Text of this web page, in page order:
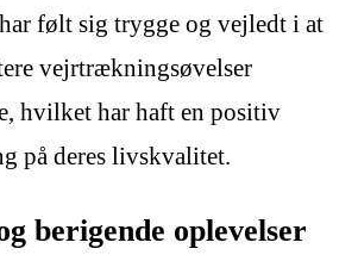
følt sig trygge og vejledt i at
vejrtrækningsøvelser
hvilket har haft en positiv
på deres livskvalitet.
berigende oplevelser